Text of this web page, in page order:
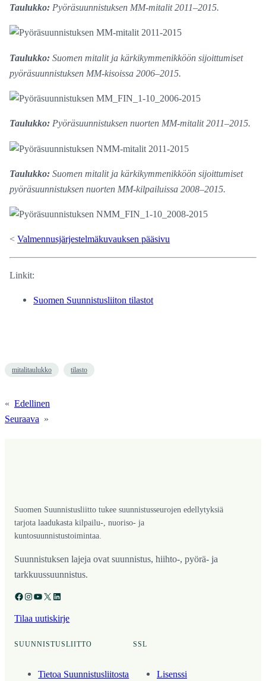
Taulukko: Pyöräsuunnistuksen MM-mitalit 2011–2015.
Taulukko: Suomen mitalit ja kärkikymmenikköön sijoittumiset
pyöräsuunnistuksen MM-kisoissa 2006–2015.
Taulukko: Pyöräsuunnistuksen nuorten MM-mitalit 2011–2015.
Taulukko: Suomen mitalit ja kärkikymmenikköön sijoittumiset
pyöräsuunnistuksen nuorten MM-kilpailuissa 2008–2015.
<Valmennusjärjestelmäkuvauksen pääsivu
Linkit:
Suomen Suunnistusliiton tilastot
mitalitaulukko tilasto
« Edellinen
Seuraava »
Suomen Suunnistusliitto tukee suunnistusseurojen edellytyksiä
tarjota laadukasta kilpailu-, nuoriso- ja
kuntosuunnistustoimintaa.
Suunnistuksen lajeja ovat suunnistus, hiihto-, pyörä- ja
tarkkuussuunnistus.
Facebook Instagram YouTube X LinkedIn
Tilaa uutiskirje
SUUNNISTUSLIITTO
Tietoa Suunnistusliitosta
SSL
Lisenssi